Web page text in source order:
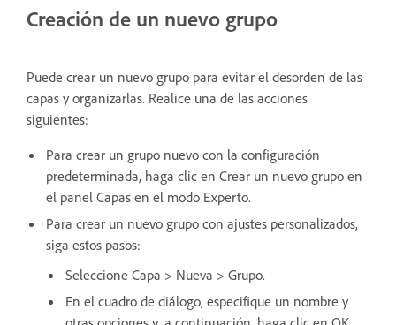
Creación de un nuevo grupo
Puede crear un nuevo grupo para evitar el desorden de las
capas y organizarlas. Realice una de las acciones
siguientes:
Para crear un grupo nuevo con la configuración
predeterminada, haga clic en Crear un nuevo grupo en
el panel Capas en el modo Experto.
Para crear un nuevo grupo con ajustes personalizados,
siga estos pasos:
Seleccione Capa > Nueva > Grupo.
En el cuadro de diálogo, especifique un nombre y